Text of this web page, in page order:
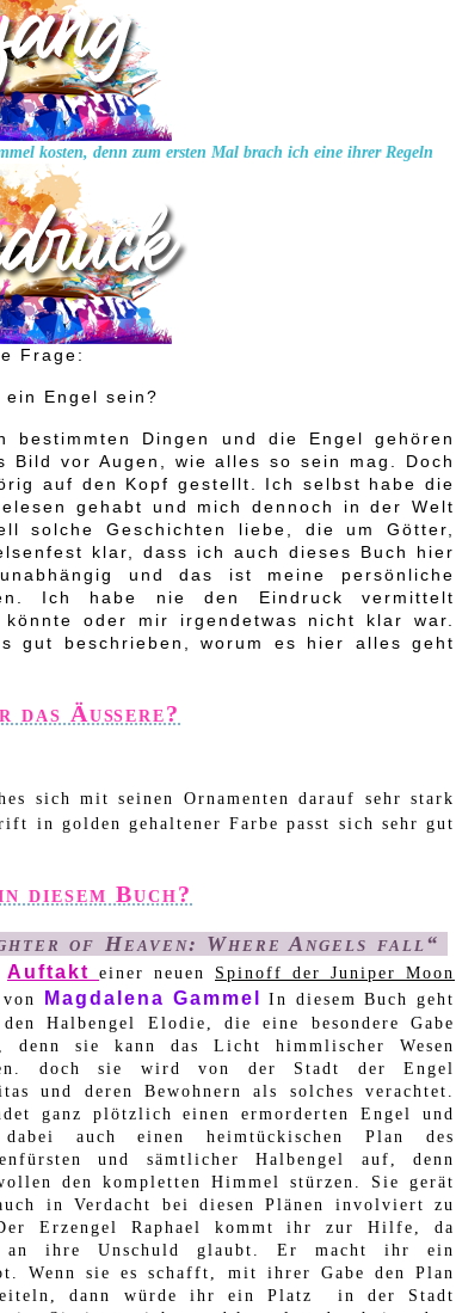
kosten, denn zum ersten Mal brach ich eine ihrer Regeln
Frage:
Engel sein?
Dingen und die Engel gehören
vor Augen, wie alles so sein mag. Doch
auf den Kopf gestellt. Ich selbst habe die
gehabt und mich dennoch in der Welt
solche Geschichten liebe, die um Götter,
klar, dass ich auch dieses Buch hier
und das ist meine persönliche
Ich habe nie den Eindruck vermittelt
oder mir irgendetwas nicht klar war.
gut beschrieben, worum es hier alles geht
das Äußere?
sich mit seinen Ornamenten darauf sehr stark
in golden gehaltener Farbe passt sich sehr gut
diesem Buch?
of Heaven: Where Angels fall“
Auftakt einer neuen Spinoff der Juniper Moon
von Magdalena Gammel
In diesem Buch geht
Halbengel Elodie, die eine besondere Gabe
denn sie kann das Licht himmlischer Wesen
doch sie wird von der Stadt der Engel
und deren Bewohnern als solches verachtet.
ganz plötzlich einen ermorderten Engel und
auch einen heimtückischen Plan des
und sämtlicher Halbengel auf, denn
den kompletten Himmel stürzen. Sie gerät
in Verdacht bei diesen Plänen involviert zu
Erzengel Raphael kommt ihr zur Hilfe, da
an ihre Unschuld glaubt. Er macht ihr ein
Wenn sie es schafft, mit ihrer Gabe den Plan
dann würde ihr ein Platz in der Stadt